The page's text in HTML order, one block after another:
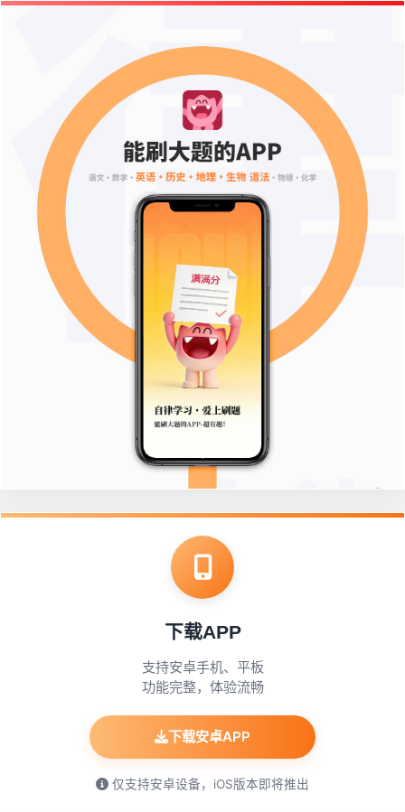
下载APP
支持安卓手机、平板
功能完整，体验流畅
下载安卓APP
仅支持安卓设备，iOS版本即将推出